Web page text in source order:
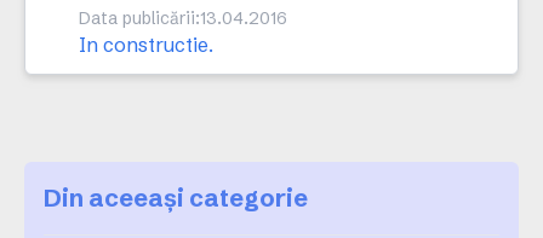
Data publicării:13.04.2016
In constructie.
Din aceeași categorie